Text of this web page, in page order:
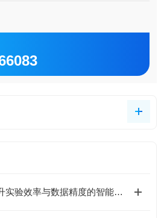
、基质金属蛋白酶、脂肪因子等。
小鼠ELISA试剂盒：提升实验效率与数据精度的智能方案